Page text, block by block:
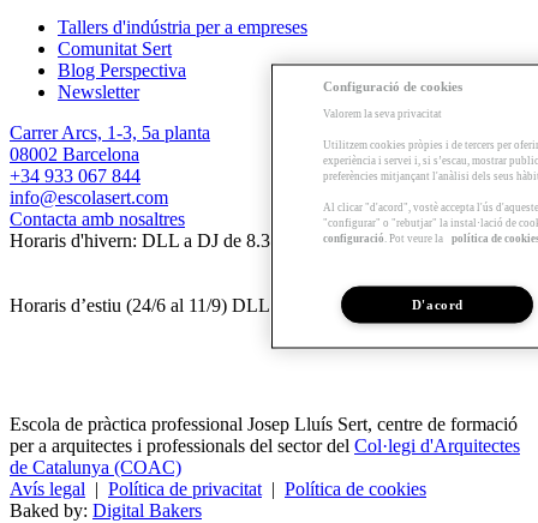
Tallers d'indústria per a empreses
Comunitat Sert
Blog Perspectiva
Newsletter
Carrer Arcs, 1-3, 5a planta
08002 Barcelona
+34 933 067 844
info@escolasert.com
Contacta amb nosaltres
Horaris d'hivern: DLL a DJ de 8.30 a 16.30 h / DV de 8.30 a 14 h.
Horaris d’estiu (24/6 al 11/9) DLL a DV de 8.30 a 14 h.
Escola de pràctica professional Josep Lluís Sert, centre de formació
per a arquitectes i professionals del sector del Col·legi d'Arquitectes
de Catalunya (COAC)
Avís legal | Política de privacitat | Política de cookies
Baked by: Digital Bakers
Configuració de cookies
Valorem la seva privacitat
Utilitzem cookies pròpies i de tercers per
experiència i servei i, si s’escau, mostrar
preferències mitjançant l'anàlisi dels seus
Al clicar "d'acord", vostè accepta l'ús
"configurar" o "rebutjar" la instal·lació de
configuració . Pot veure la política de
D'acord